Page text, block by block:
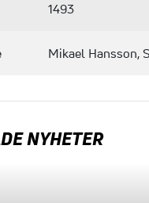
1493
Mikael Hansson,
NYHETER